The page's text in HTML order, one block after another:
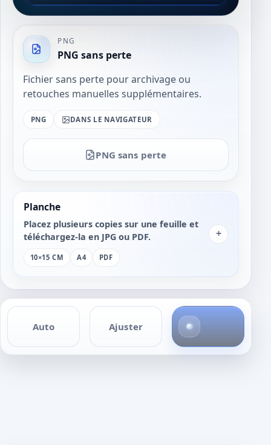
PNG
PNG sans perte
Fichier sans perte pour archivage ou
retouches manuelles supplémentaires.
PNG DANS LE NAVIGATEUR
PNG sans perte
Planche
Placez plusieurs copies sur une feuille et
téléchargez-la en JPG ou PDF.
10×15 CM A4 PDF
+
Auto Ajuster
h
o